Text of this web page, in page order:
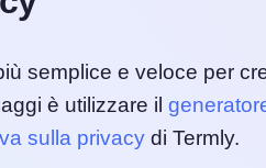
semplice e veloce per
è utilizzare il
sulla privacy di Termly.